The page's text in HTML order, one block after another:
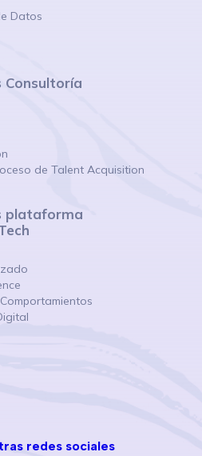
Datos
Consultoría
de Talent Acquisition
plataforma
redes sociales